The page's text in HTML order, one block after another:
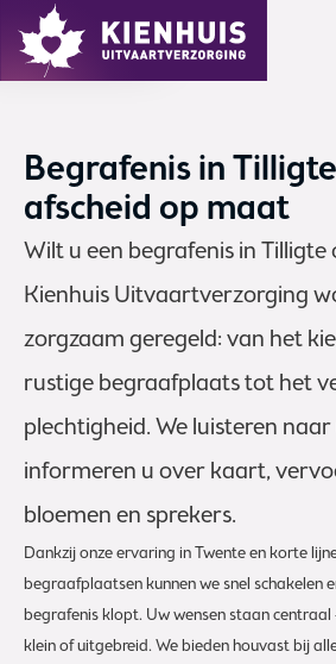
MENU
Begrafenis in
afscheid op maat
Wilt u een begrafenis in Tilligte
Kienhuis Uitvaartverzorging
zorgzaam geregeld: van het
rustige begraafplaats tot het
plechtigheid. We luisteren
informeren u over kaart,
bloemen en sprekers.
Dankzij onze ervaring in Twente en korte
begraafplaatsen kunnen we snel schakelen
begrafenis klopt. Uw wensen staan
klein of uitgebreid. We bieden houvast bij